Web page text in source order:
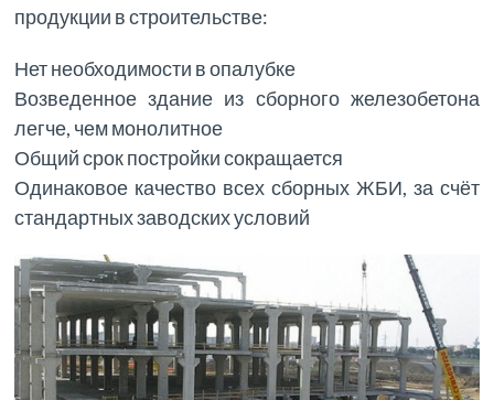
продукции в строительстве:
Нет необходимости в опалубке
Возведенное здание из сборного железобетона
легче, чем монолитное
Общий срок постройки сокращается
Одинаковое качество всех сборных ЖБИ, за счёт
стандартных заводских условий